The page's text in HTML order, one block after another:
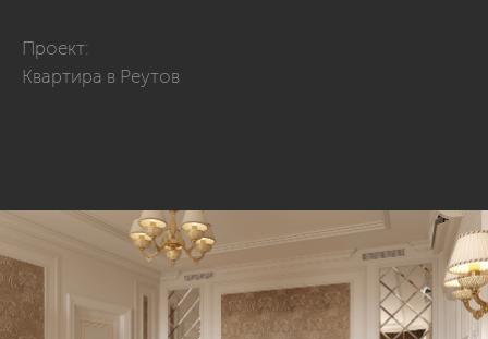
Проект:
Квартира в Реутов